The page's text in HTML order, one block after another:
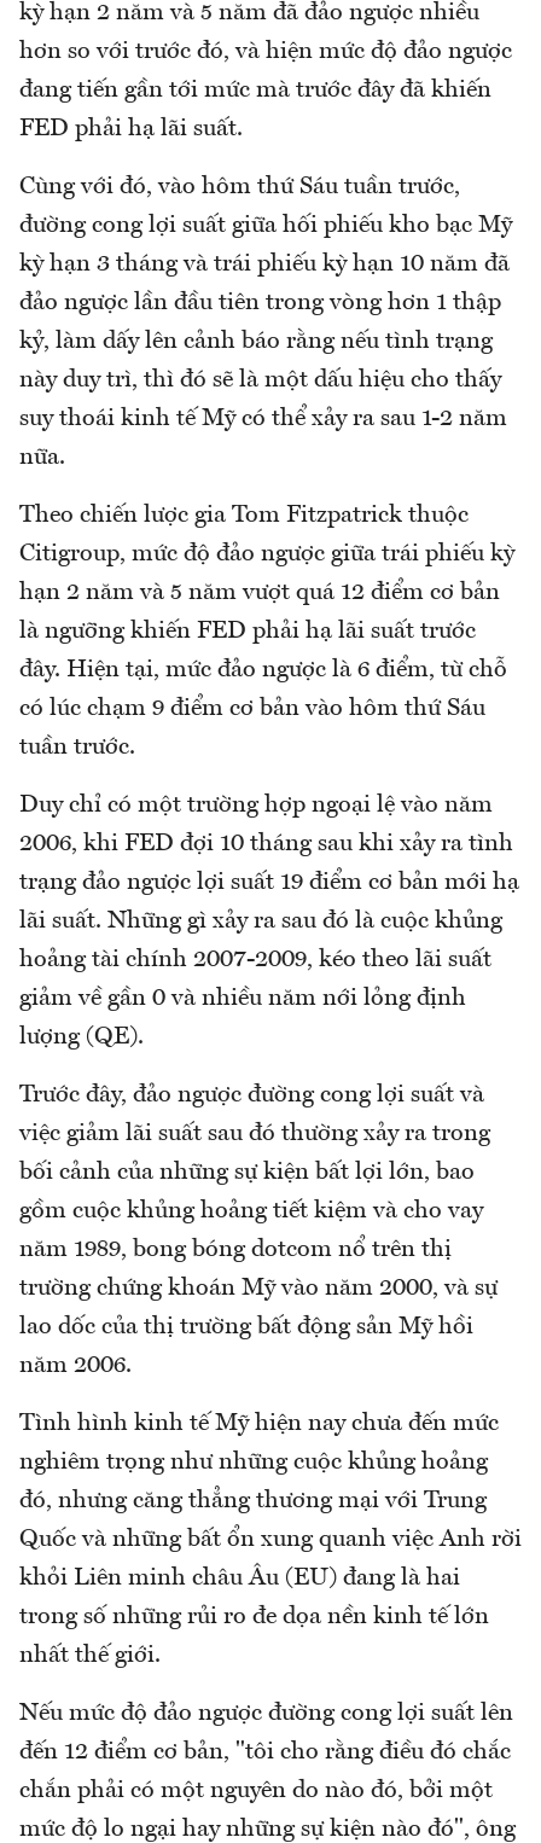
kỳ hạn 2 năm và 5 năm đã đảo ngược nhiều
hơn so với trước đó, và hiện mức độ đảo ngược
đang tiến gần tới mức mà trước đây đã khiến
FED phải hạ lãi suất.
Cùng với đó, vào hôm thứ Sáu tuần trước,
đường cong lợi suất giữa hối phiếu kho bạc Mỹ
kỳ hạn 3 tháng và trái phiếu kỳ hạn 10 năm đã
đảo ngược lần đầu tiên trong vòng hơn 1 thập
kỷ, làm dấy lên cảnh báo rằng nếu tình trạng
này duy trì, thì đó sẽ là một dấu hiệu cho thấy
suy thoái kinh tế Mỹ có thể xảy ra sau 1-2 năm
nữa.
Theo chiến lược gia Tom Fitzpatrick thuộc
Citigroup, mức độ đảo ngược giữa trái phiếu kỳ
hạn 2 năm và 5 năm vượt quá 12 điểm cơ bản
là ngưỡng khiến FED phải hạ lãi suất trước
đây. Hiện tại, mức đảo ngược là 6 điểm, từ chỗ
có lúc chạm 9 điểm cơ bản vào hôm thứ Sáu
tuần trước.
Duy chỉ có một trường hợp ngoại lệ vào năm
2006, khi FED đợi 10 tháng sau khi xảy ra tình
trạng đảo ngược lợi suất 19 điểm cơ bản mới hạ
lãi suất. Những gì xảy ra sau đó là cuộc khủng
hoảng tài chính 2007-2009, kéo theo lãi suất
giảm về gần 0 và nhiều năm nới lỏng định
lượng (QE).
Trước đây, đảo ngược đường cong lợi suất và
việc giảm lãi suất sau đó thường xảy ra trong
bối cảnh của những sự kiện bất lợi lớn, bao
gồm cuộc khủng hoảng tiết kiệm và cho vay
năm 1989, bong bóng dotcom nổ trên thị
trường chứng khoán Mỹ vào năm 2000, và sự
lao dốc của thị trường bất động sản Mỹ hồi
năm 2006.
Tình hình kinh tế Mỹ hiện nay chưa đến mức
nghiêm trọng như những cuộc khủng hoảng
đó, nhưng căng thẳng thương mại với Trung
Quốc và những bất ổn xung quanh việc Anh rời
khỏi Liên minh châu Âu (EU) đang là hai
trong số những rủi ro đe dọa nền kinh tế lớn
nhất thế giới.
Nếu mức độ đảo ngược đường cong lợi suất lên
đến 12 điểm cơ bản, "tôi cho rằng điều đó chắc
chắn phải có một nguyên do nào đó, bởi một
mức độ lo ngại hay những sự kiện nào đó", ông